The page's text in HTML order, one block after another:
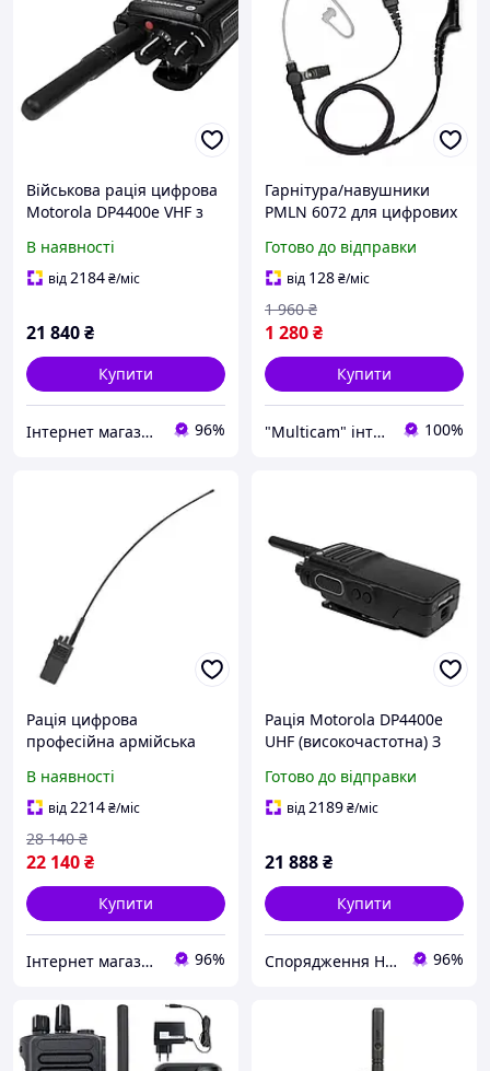
Військова рація цифрова
Motorola DP4400e VHF з
В наявності
від2184₴/міс
21 840₴
Купити
Інтернет магазин Store7 96%
Гарнітура/навушники
PMLN 6072 для цифрових
DP4400/DP4600/DP4800/D
PG5550
Готово до відправки
від 128₴/міс
1 280₴
1 960 ₴
Купити
"Multicam" інтернет магазин 100%
Рація цифрова
професійна армійська
Ion з ліцензій AES256
В наявності
від2214₴/міс
22 140₴
28 140 ₴
Купити
Інтернет магазин Store7 96%
Рація Motorola DP4400e
UHF (високочастотна) З
портативна
Готово до відправки
від2189₴/міс
21 888₴
Купити
Спорядження Hazardous 96%